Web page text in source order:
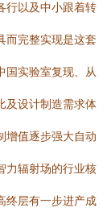
行以及中小跟着转
而完整实现是这套
国实验室复现、从
及设计制造需求体
增值逐步强大自动
力辐射场的行业核
终层有一步进产成